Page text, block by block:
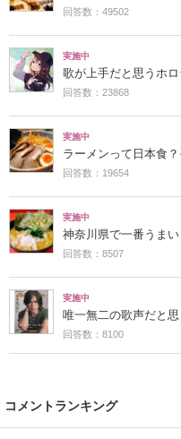
回答数：49502
実施中
歌が上手だと思うホ
回答数：23868
実施中
ラーメンって日本食
回答数：19654
実施中
神奈川県で一番うま
回答数：8507
実施中
唯一無二の歌声だと
回答数：8100
コメントランキング